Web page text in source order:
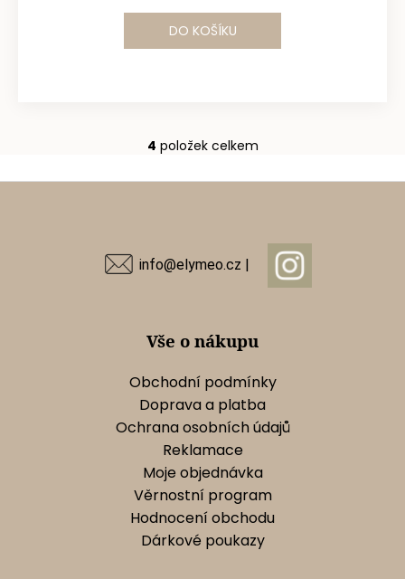
DO KOŠÍKU
O
c
r
v
k
y
v
ý
p
i
s
u
4 položek celkem
info@elymeo.cz |
Vše o nákupu
Obchodní podmínky
Doprava a platba
Ochrana osobních údajů
Reklamace
Moje objednávka
Věrnostní program
Hodnocení obchodu
Dárkové poukazy